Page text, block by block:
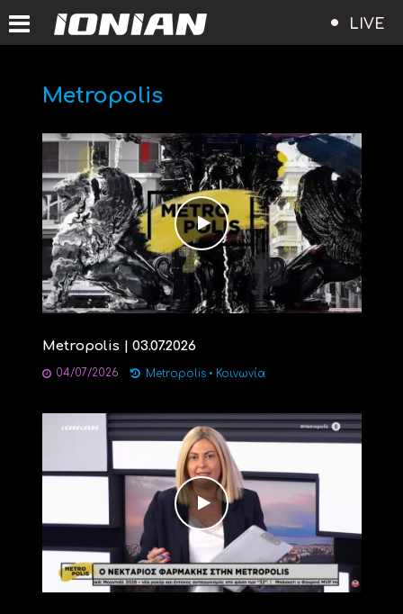
LIVE
Metropolis
Metropolis | 03.07.2026
04/07/2026 Metropolis • Κοινωνία